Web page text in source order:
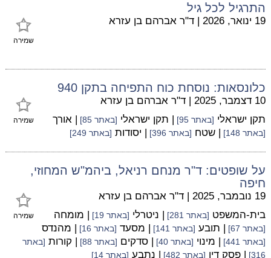
התרגיל לכל גיל
שמירה
19 ינואר, 2026 | ד"ר אברהם בן עזרא
כלונסאות: נוסחת כוח התפיחה בתקן 940
שמירה
10 דצמבר, 2025 | ד"ר אברהם בן עזרא
תקן ישראלי [באתר 95] | תקן ישראלי [באתר 85] | אורך
[באתר 148] | שטח [באתר 396] | יסודות [באתר 249]
על שופטים: ד"ר מנחם רניאל, ביהמ"ש המחוזי,
חיפה
שמירה
19 נובמבר, 2025 | ד"ר אברהם בן עזרא
בית-המשפט [באתר 281] | ניטרלי [באתר 19] | מומחה
[באתר 67] | תובע [באתר 141] | מסעד [באתר 16] | מהנדס
[באתר 441] | מינוי [באתר 40] | סדקים [באתר 88] | קורות [באתר
316]
| פסק דין [באתר 482] | נתבע [באתר 14]